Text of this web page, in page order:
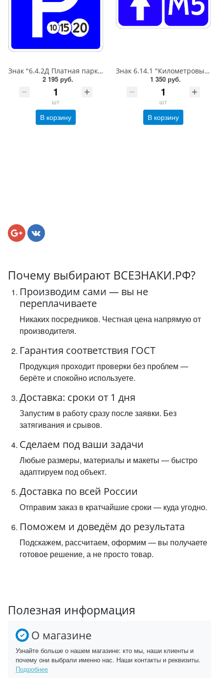
Знак "6.4.2Д Платная парковка для автотранспорта»,B=700Тип А (la) Инженерная (5 лет)металл 0.8 мм
2 195 руб.
шт
В корзину
Знак 6.14.1 "Километровый знак",350*700Тип А (1б) Микропризм. (7-9 лет)металл 0.8 мм
1 350 руб.
шт
В корзину
Почему выбирают ВСЕЗНАКИ.РФ?
Производим сами — вы не
переплачиваете
Никаких посредников. Честная цена напрямую от
производителя.
Гарантия соответствия ГОСТ
Продукция проходит проверки без проблем —
берёте и спокойно используете.
Доставка: сроки от 1 дня
Запустим в работу сразу после заявки. Без
затягивания и срывов.
Сделаем под ваши задачи
Любые размеры, материалы и макеты — быстро
адаптируем под объект.
Доставка по всей России
Отправим заказ в кратчайшие сроки — куда угодно.
Поможем и доведём до результата
Подскажем, рассчитаем, оформим — вы получаете
готовое решение, а не просто товар.
Полезная информация
О магазине
Узнайте больше о нашем магазине: кто мы, наши клиенты и
почему они выбрали именно нас. Наши контакты и реквизиты.
Подробнее